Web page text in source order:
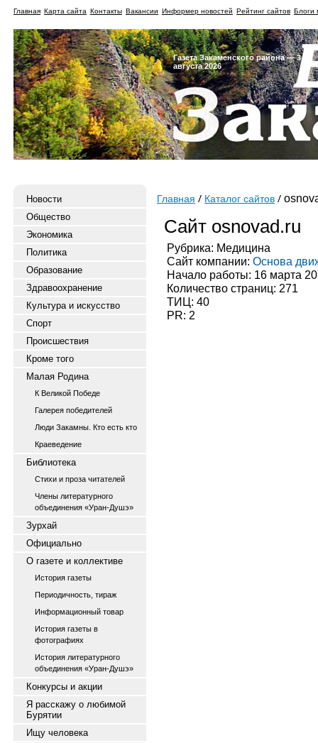
Главная Карта сайта Контакты Вакансии Информер новостей Рейтинг сайтов Блоги
Газета Закаменского района — 3
августа 2026
Новости
Общество
Экономика
Политика
Образование
Здравоохранение
Культура и искусство
Спорт
Происшествия
Кроме того
Малая Родина
К Великой Победе
Галерея победителей
Люди Закамны. Кто есть кто
Краеведение
Библиотека
Стихи и проза читателей
Члены литературного
объединения «Уран-Душэ»
Зурхай
Официально
О газете и коллективе
История газеты
Периодичность, тираж
Информационный товар
История газеты в
фотографиях
История литературного
объединения «Уран-Душэ»
Конкурсы и акции
Я расскажу о любимой
Бурятии
Ищу человека
Главная Каталог сайтов
Сайт osnovad.ru
Рубрика: Медицина
Сайт компании: Основа
Начало работы: 16 марта
Количество страниц: 271
ТИЦ: 40
PR: 2